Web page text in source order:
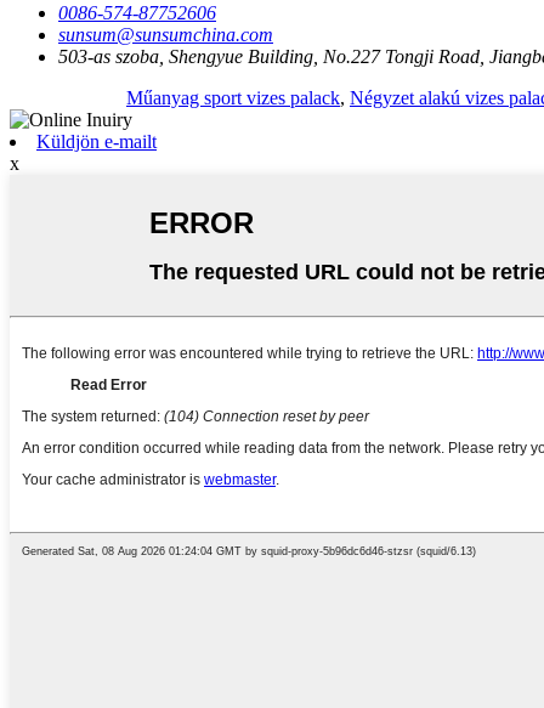
0086-574-87752606
sunsum@sunsumchina.com
503-as szoba, Shengyue Building, No.227 Tongji Road,
Műanyag sport vizes palack, Négyzet alakú vizes
Küldjön e-mailt
x